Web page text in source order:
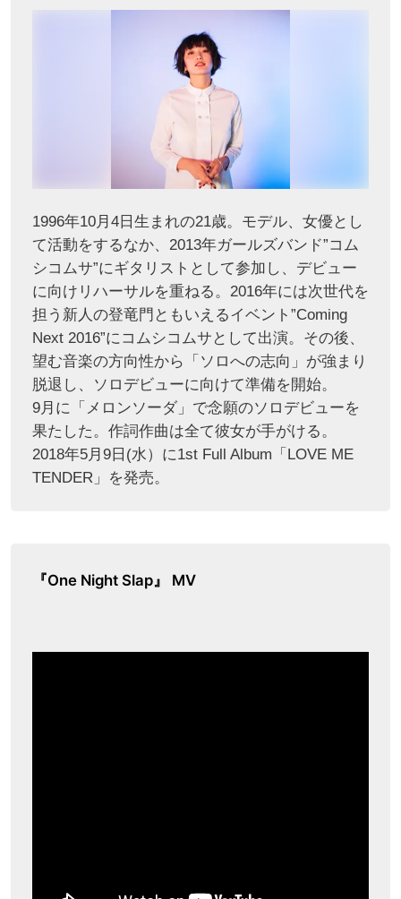
1996年10月4日生まれの21歳。モデル、女優とし
て活動をするなか、2013年ガールズバンド”コム
シコムサ”にギタリストとして参加し、デビュー
に向けリハーサルを重ねる。2016年には次世代を
担う新人の登竜門ともいえるイベント”Coming
Next 2016”にコムシコムサとして出演。その後、
望む音楽の方向性から「ソロへの志向」が強まり
脱退し、ソロデビューに向けて準備を開始。
9月に「メロンソーダ」で念願のソロデビューを
果たした。作詞作曲は全て彼女が手がける。
2018年5月9日(水）に1st Full Album「LOVE ME
TENDER」を発売。
『One Night Slap』 MV